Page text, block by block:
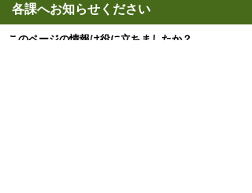
各課へお知らせください
このページの情報は役に立ちましたか？